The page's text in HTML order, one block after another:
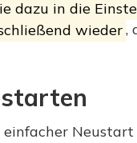
dazu in die
wieder,
starten